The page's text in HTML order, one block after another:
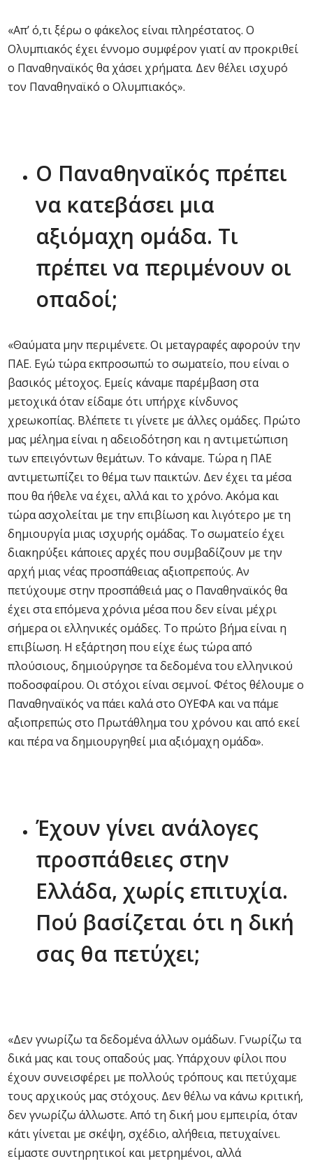
«Απ’ ό,τι ξέρω ο φάκελος είναι πληρέστατος. Ο
Ολυμπιακός έχει έννομο συμφέρον γιατί αν προκριθεί
ο Παναθηναϊκός θα χάσει χρήματα. Δεν θέλει ισχυρό
τον Παναθηναϊκό ο Ολυμπιακός».
Ο Παναθηναϊκός πρέπει
να κατεβάσει μια
αξιόμαχη ομάδα. Τι
πρέπει να περιμένουν οι
οπαδοί;
«Θαύματα μην περιμένετε. Οι μεταγραφές αφορούν την
ΠΑΕ. Εγώ τώρα εκπροσωπώ το σωματείο, που είναι ο
βασικός μέτοχος. Εμείς κάναμε παρέμβαση στα
μετοχικά όταν είδαμε ότι υπήρχε κίνδυνος
χρεωκοπίας. Βλέπετε τι γίνετε με άλλες ομάδες. Πρώτο
μας μέλημα είναι η αδειοδότηση και η αντιμετώπιση
των επειγόντων θεμάτων. Το κάναμε. Τώρα η ΠΑΕ
αντιμετωπίζει το θέμα των παικτών. Δεν έχει τα μέσα
που θα ήθελε να έχει, αλλά και το χρόνο. Ακόμα και
τώρα ασχολείται με την επιβίωση και λιγότερο με τη
δημιουργία μιας ισχυρής ομάδας. Το σωματείο έχει
διακηρύξει κάποιες αρχές που συμβαδίζουν με την
αρχή μιας νέας προσπάθειας αξιοπρεπούς. Αν
πετύχουμε στην προσπάθειά μας ο Παναθηναϊκός θα
έχει στα επόμενα χρόνια μέσα που δεν είναι μέχρι
σήμερα οι ελληνικές ομάδες. Το πρώτο βήμα είναι η
επιβίωση. Η εξάρτηση που είχε έως τώρα από
πλούσιους, δημιούργησε τα δεδομένα του ελληνικού
ποδοσφαίρου. Οι στόχοι είναι σεμνοί. Φέτος θέλουμε ο
Παναθηναϊκός να πάει καλά στο ΟΥΕΦΑ και να πάμε
αξιοπρεπώς στο Πρωτάθλημα του χρόνου και από εκεί
και πέρα να δημιουργηθεί μια αξιόμαχη ομάδα».
Έχουν γίνει ανάλογες
προσπάθειες στην
Ελλάδα, χωρίς επιτυχία.
Πού βασίζεται ότι η δική
σας θα πετύχει;
«Δεν γνωρίζω τα δεδομένα άλλων ομάδων. Γνωρίζω τα
δικά μας και τους οπαδούς μας. Υπάρχουν φίλοι που
έχουν συνεισφέρει με πολλούς τρόπους και πετύχαμε
τους αρχικούς μας στόχους. Δεν θέλω να κάνω κριτική,
δεν γνωρίζω άλλωστε. Από τη δική μου εμπειρία, όταν
κάτι γίνεται με σκέψη, σχέδιο, αλήθεια, πετυχαίνει.
είμαστε συντηρητικοί και μετρημένοι, αλλά